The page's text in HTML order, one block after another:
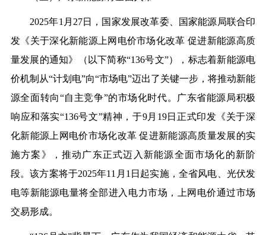
2025年1月27日，国家发展改革委、国家能源局联合印
发《关于深化新能源上网电价市场化改革 促进新能源高质
量发展的通知》（以下简称“136号文”），标志着新能源电
价机制从“计划电”向“市场电”迈出了关键一步，将推动新能
源全面转向“自主竞争”的市场化时代。广东省能源局积极
响应和落实“136号文”精神，于9月19日正式印发《关于深
化新能源上网电价市场化改革 促进新能源高质量发展的实
施方案》，推动广东正式迈入新能源全面市场化的新阶
段。该方案将于2025年11月1日起实施，全省风电、光伏发
电等新能源电量将全部进入电力市场，上网电价通过市场
交易形成。